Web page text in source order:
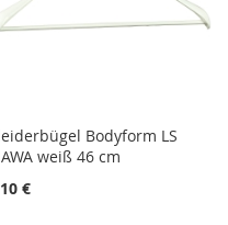
Bodyform LS
weiß 46 cm
€